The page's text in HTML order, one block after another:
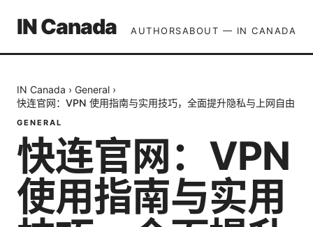
IN Canada AUTHORSABOUT — IN CANADA
IN Canada › General ›
快连官网：VPN 使用指南与实用技巧，全面提升隐私与上网自由
GENERAL
快连官网：VPN
使用指南与实用